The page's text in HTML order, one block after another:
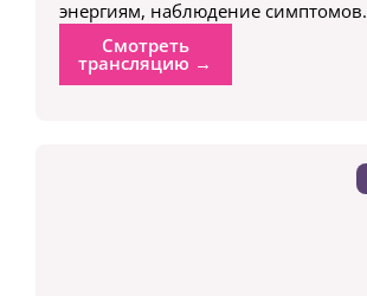
энергиям, наблюдение симптомов.
Смотреть
трансляцию →